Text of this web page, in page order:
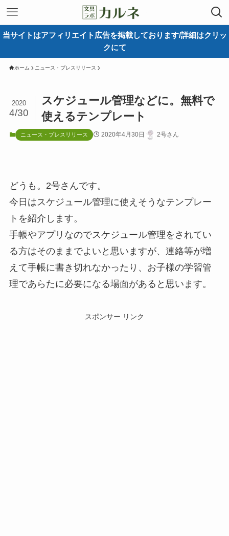
当サイトはアフィリエイト広告を掲載しております/詳細はクリッ
クにて
ホーム ニュース・プレスリリース
スケジュール管理などに。無料で
使えるテンプレート
2020
4/30
ニュース・プレスリリース 2020年4月30日 2号さん
どうも。2号さんです。
今日はスケジュール管理に使えそうなテンプレー
トを紹介します。
手帳やアプリなのでスケジュール管理をされてい
る方はそのままでよいと思いますが、連絡等が増
えて手帳に書き切れなかったり、お子様の学習管
理であらたに必要になる場面があると思います。
スポンサー リンク